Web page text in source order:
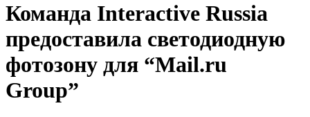
Команда Interactive Russia
предоставила светодиодную
фотозону для “Mail.ru
Group”